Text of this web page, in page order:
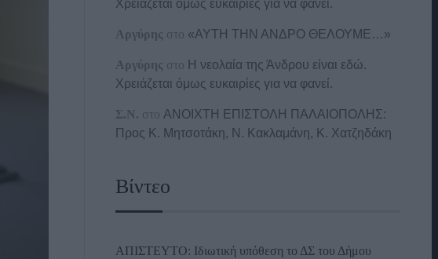
Χρειάζεται όμως ευκαιρίες για να φανεί.
Αργύρης στο «ΑΥΤΗ ΤΗΝ ΑΝΔΡΟ ΘΕΛΟΥΜΕ…»
Αργύρης στο Η νεολαία της Άνδρου είναι εδώ.
Χρειάζεται όμως ευκαιρίες για να φανεί.
Σ.Ν. στοΑΝΟΙΧΤΗ ΕΠΙΣΤΟΛΗ ΠΑΛΑΙΟΠΟΛΗΣ:
Προς K. Μητσοτάκη, N. Κακλαμάνη, K. Χατζηδάκη
Βίντεο
ΑΠΙΣΤΕΥΤΟ: Ιδιωτική υπόθεση το ΔΣ του Δήμου